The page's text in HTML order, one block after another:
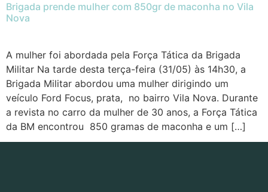
Brigada prende mulher com 850gr de maconha no Vila
Nova
A mulher foi abordada pela Força Tática da Brigada
Militar Na tarde desta terça-feira (31/05) às 14h30, a
Brigada Militar abordou uma mulher dirigindo um
veículo Ford Focus, prata, no bairro Vila Nova. Durante
a revista no carro da mulher de 30 anos, a Força Tática
da BM encontrou 850 gramas de maconha e um […]